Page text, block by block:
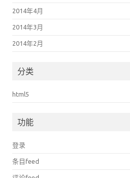
2014年4月
2014年3月
2014年2月
分类
html5
功能
登录
条目feed